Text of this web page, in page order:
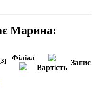
Марина:
[3]
Філіал
Вартість
Запис